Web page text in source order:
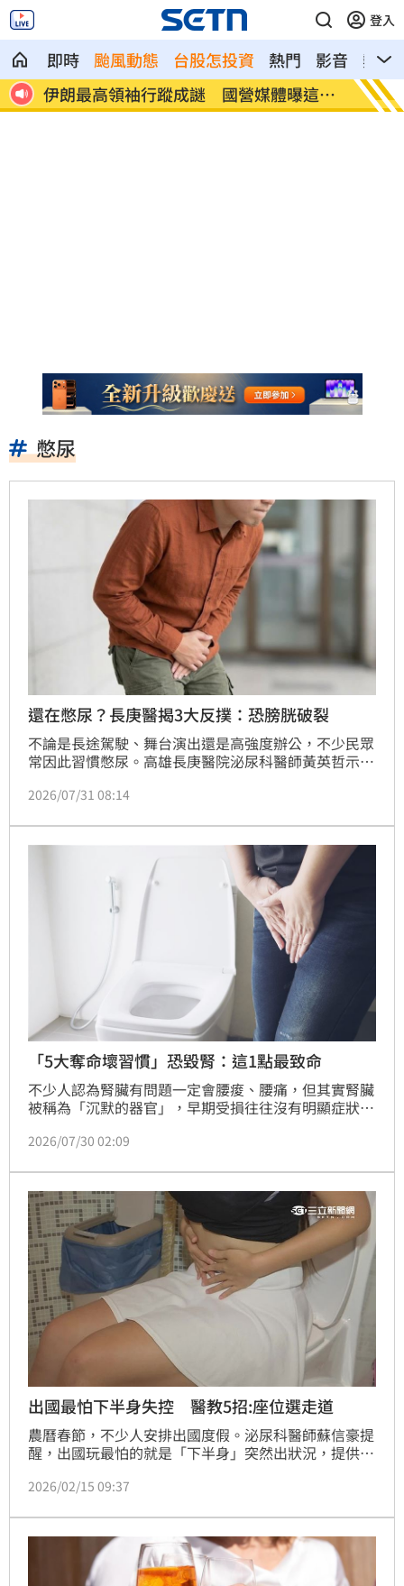
登入
即時 颱風動態 台股怎投資 熱門 影音
熱搜
件
澤倫斯基：最多5萬名北韓軍人將部署至俄
婦被
病」
憋尿
還在憋尿？長庚醫揭3大反撲：恐膀胱破裂
不論是長途駕駛、舞台演出還是高強度辦公，不少民眾
常因此習慣憋尿。高雄長庚醫院泌尿科醫師黃英哲示
省下幾分鐘，長期下來卻可能讓泌尿系統付出嚴重代
2026/07/31 08:14
「5大奪命壞習慣」恐毀腎：這1點最致命
不少人認為腎臟有問題一定會腰痠、腰痛，但其實腎臟
被稱為「沉默的器官」，早期受損往往沒有明顯症狀，
育在臉書表示，日常若長期維持一些看似無害的生活習
2026/07/30 02:09
出國最怕下半身失控 醫教5招:座位選走道
農曆春節，不少人安排出國度假。泌尿科醫師蘇信豪提
醒，出國玩最怕的就是「下半身」突然出狀況，提供5
憋尿、座位選走道等。
2026/02/15 09:37